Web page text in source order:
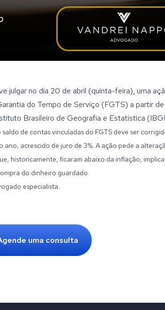
julgar no dia 20 de abril (quinta-feira), uma
do Tempo de Serviço (FGTS) a partir
Brasileiro de Geografia e Estatística
de contas vinculadas do FGTS deve ser
acrescido de juro de 3%. A ação pede a
historicamente, ficaram abaixo da inflação,
do dinheiro guardado.
especialista.
uma consulta